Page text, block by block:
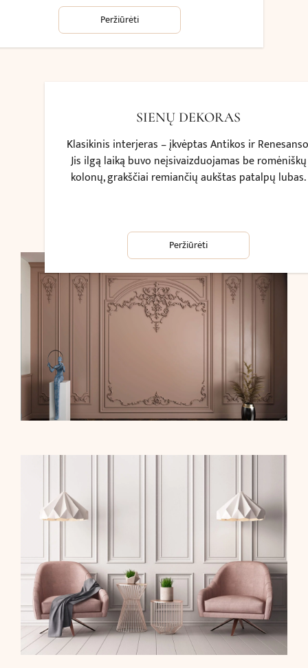
Peržiūrėti
SIENŲ DEKORAS
Klasikinis interjeras – įkvėptas Antikos ir
Jis ilgą laiką buvo neįsivaizduojamas be romėniškų
kolonų, grakščiai remiančių aukštas patalpų lubas.
Peržiūrėti